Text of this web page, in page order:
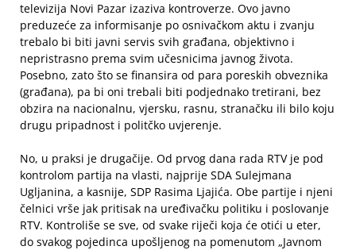
televizija Novi Pazar izaziva kontroverze. Ovo javno
preduzeće za informisanje po osnivačkom aktu i zvanju
trebalo bi biti javni servis svih građana, objektivno i
nepristrasno prema svim učesnicima javnog života.
Posebno, zato što se finansira od para poreskih obveznika
(građana), pa bi oni trebali biti podjednako tretirani, bez
obzira na nacionalnu, vjersku, rasnu, stranačku ili bilo koju
drugu pripadnost i politčko uvjerenje.
No, u praksi je drugačije. Od prvog dana rada RTV je pod
kontrolom partija na vlasti, najprije SDA Sulejmana
Ugljanina, a kasnije, SDP Rasima Ljajića. Obe partije i njeni
čelnici vrše jak pritisak na uređivačku politiku i poslovanje
RTV. Kontroliše se sve, od svake riječi koja će otići u eter,
do svakog pojedinca upošljenog na pomenutom „Javnom